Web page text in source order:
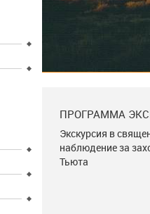
ПРОГРАММА
Экскурсия в
наблюдение за
Тьюта